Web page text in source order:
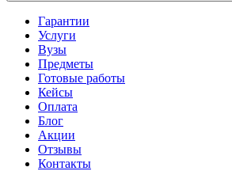
Гарантии
Услуги
Вузы
Предметы
Готовые работы
Кейсы
Оплата
Блог
Акции
Отзывы
Контакты